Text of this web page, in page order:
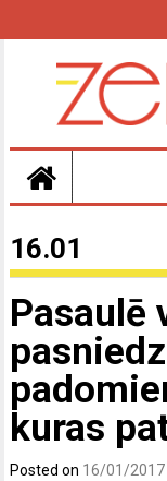
16.01
Pasaulē
kuras
Posted on 16/01/2017